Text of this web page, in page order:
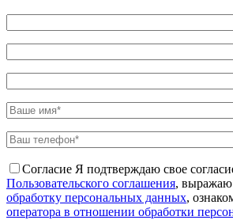
Согласие Я подтверждаю свое
Пользовательского соглашения, выражаю
обработку персональных данных,
оператора в отношении обработки